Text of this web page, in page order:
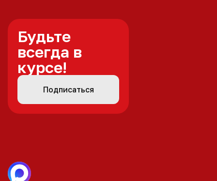
Будьте
всегда в
курсе!
Подписаться